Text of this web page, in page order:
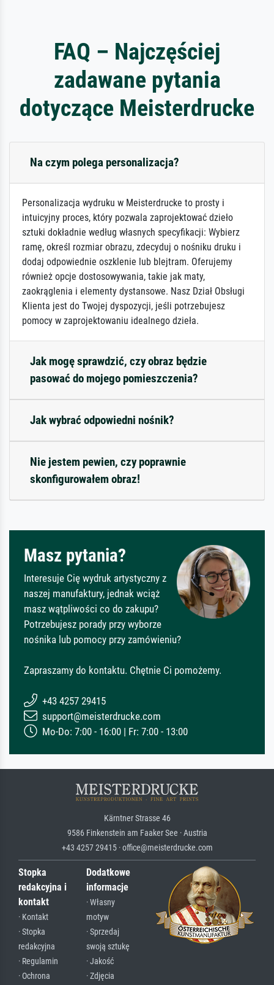
FAQ – Najczęściej
zadawane pytania
dotyczące Meisterdrucke
Na czym polega personalizacja?
Personalizacja wydruku w Meisterdrucke to prosty i
intuicyjny proces, który pozwala zaprojektować dzieło
sztuki dokładnie według własnych specyfikacji: Wybierz
ramę, określ rozmiar obrazu, zdecyduj o nośniku druku i
dodaj odpowiednie oszklenie lub blejtram. Oferujemy
również opcje dostosowywania, takie jak maty,
zaokrąglenia i elementy dystansowe. Nasz Dział Obsługi
Klienta jest do Twojej dyspozycji, jeśli potrzebujesz
pomocy w zaprojektowaniu idealnego dzieła.
Jak mogę sprawdzić, czy obraz będzie
pasować do mojego pomieszczenia?
Jak wybrać odpowiedni nośnik?
Nie jestem pewien, czy poprawnie
skonfigurowałem obraz!
Masz pytania?
Interesuje Cię wydruk artystyczny z
naszej manufaktury, jednak wciąż
masz wątpliwości co do zakupu?
Potrzebujesz porady przy wyborze
nośnika lub pomocy przy zamówieniu?
Zapraszamy do kontaktu. Chętnie Ci pomożemy.
+43 4257 29415
support@meisterdrucke.com
Mo-Do: 7:00 - 16:00 | Fr: 7:00 - 13:00
Kärntner Strasse 46
9586 Finkenstein am Faaker See · Austria
+43 4257 29415 · office@meisterdrucke.com
Stopka
redakcyjna i
kontakt
· Kontakt
· Stopka
redakcyjna
· Regulamin
· Ochrona
Dodatkowe
informacje
· Własny
motyw
· Sprzedaj
swoją sztukę
· Jakość
· Zdjęcia